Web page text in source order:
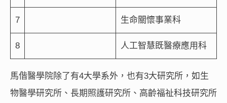
7 生命關懷事業科
8 人工智慧既醫療應用科
馬偕醫學院除了有4大學系外，也有3大研究所，如生
物醫學研究所、長期照護研究所、高齡福祉科技研究所